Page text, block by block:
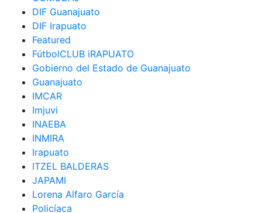
DIF Guanajuato
DIF Irapuato
Featured
FútbolCLUB iRAPUATO
Gobierno del Estado de Guanajuato
Guanajuato
IMCAR
Imjuvi
INAEBA
INMIRA
Irapuato
ITZEL BALDERAS
JAPAMI
Lorena Alfaro García
Policíaca